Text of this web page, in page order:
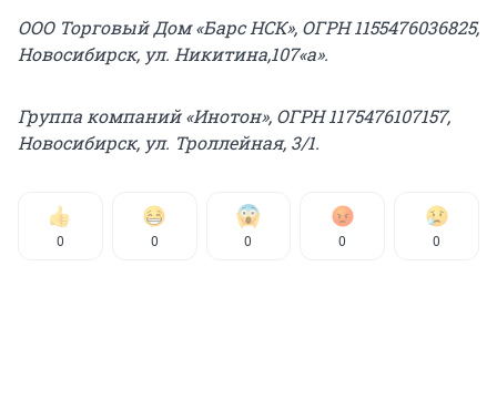
ООО Торговый Дом «Барс НСК», ОГРН 1155476036825,
Новосибирск, ул. Никитина,107«а».
Группа компаний «Инотон», ОГРН 1175476107157,
Новосибирск, ул. Троллейная, 3/1.
0 0 0 0 0